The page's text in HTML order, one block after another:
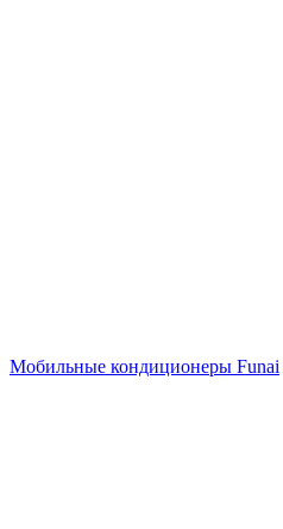
Мобильные кондиционеры Funai